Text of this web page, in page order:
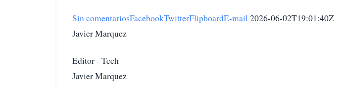
Sin comentariosFacebookTwitterFlipboardE-mail 2026-06-02T19:01:40Z
Javier Marquez
Editor - Tech
Javier Marquez